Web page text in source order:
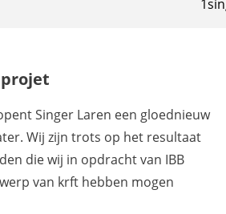
Singer Laren een gloednieuw
Wij zijn trots op het resultaat
die wij in opdracht van IBB
van krft hebben mogen